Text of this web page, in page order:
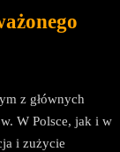
z głównych
W Polsce, jak i w
i zużycie